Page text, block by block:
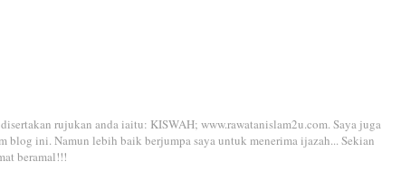
rujukan anda iaitu: KISWAH; www.rawatanislam2u.com. Saya juga
ini. Namun lebih baik berjumpa saya untuk menerima ijazah... Sekian
beramal!!!